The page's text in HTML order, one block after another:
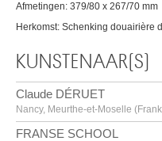
Afmetingen: 379/80 x 267/70 mm
Herkomst: Schenking douairière
KUNSTENAAR(S)
Claude DÉRUET
Nancy, Meurthe-et-Moselle
FRANSE SCHOOL